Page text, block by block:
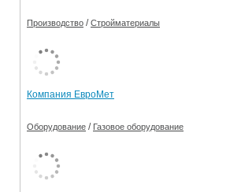
Производство /Стройматериалы
Компания ЕвроМет
Оборудование / Газовое оборудование